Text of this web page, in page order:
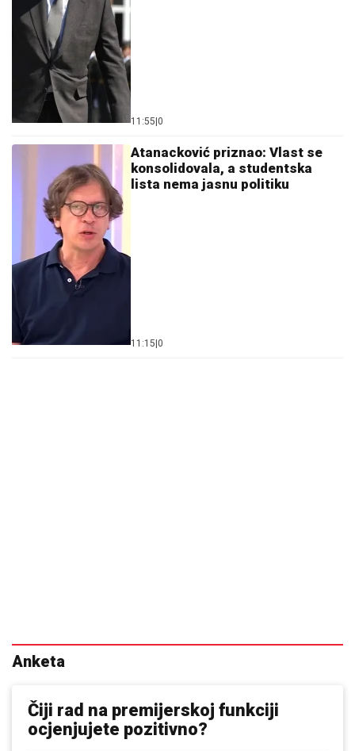
11:55|0
Atanacković priznao: Vlast se
konsolidovala, a studentska
lista nema jasnu politiku
11:15|0
Anketa
Čiji rad na premijerskoj funkciji
ocjenjujete pozitivno?